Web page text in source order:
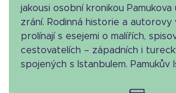
jakousi osobní kronikou Pamukova
zrání. Rodinná historie a autorovy
prolínají s esejemi o malířích,
cestovatelích – západních i
spojených s Istanbulem. Pamukův